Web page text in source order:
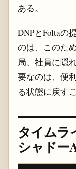
ある。
DNPとFoltaの
のは、このた
局、社員に隠
要なのは、便
る状態に戻す
タイムラ
シャドー